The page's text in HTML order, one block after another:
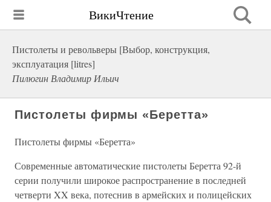
ВикиЧтение
Пистолеты и револьверы [Выбор, конструкция,
эксплуатация [litres]
Пилюгин Владимир Ильич
Пистолеты фирмы «Беретта»
Пистолеты фирмы «Беретта»
Современные автоматические пистолеты Беретта 92-й
серии получили широкое распространение в последней
четверти XX века, потеснив в армейских и полицейских